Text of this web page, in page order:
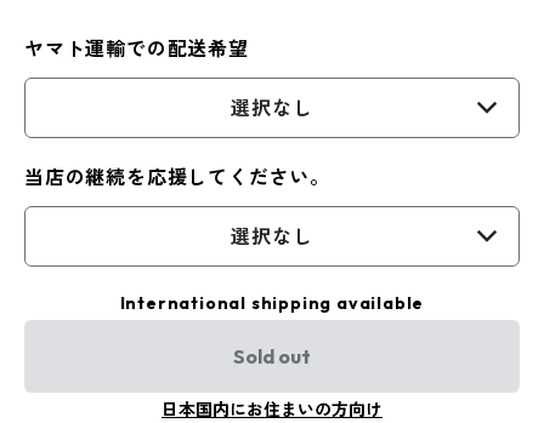
ヤマト運輸での配送希望
選択なし
当店の継続を応援してください。
選択なし
International shipping available
Sold out
日本国内にお住まいの方向け